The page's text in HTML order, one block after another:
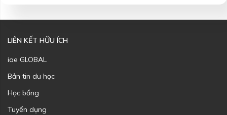
LIÊN KẾT HỮU ÍCH
iae GLOBAL
Bản tin du học
Học bổng
Tuyển dụng